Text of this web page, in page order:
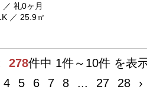
／ 礼0ヶ月
／ 25.9㎡
278件中 1件～10件 を表
4 5 6 7 8 ... 27 28 ›